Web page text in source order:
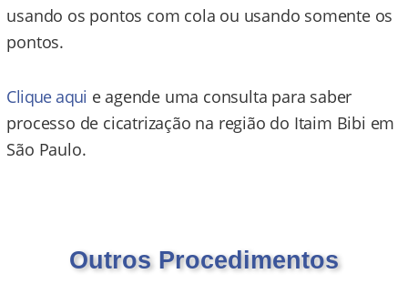
usando os pontos com cola ou usando somente os
pontos.
Clique aqui e agende uma consulta para saber
processo de cicatrização na região do Itaim Bibi em
São Paulo.
Outros Procedimentos